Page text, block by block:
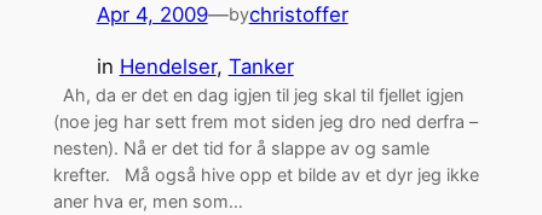
Apr 4, 2009—bychristoffer
in Hendelser, Tanker
Ah, da er det en dag igjen til jeg skal til fjellet igjen
(noe jeg har sett frem mot siden jeg dro ned derfra –
nesten). Nå er det tid for å slappe av og samle
krefter. Må også hive opp et bilde av et dyr jeg ikke
aner hva er, men som…